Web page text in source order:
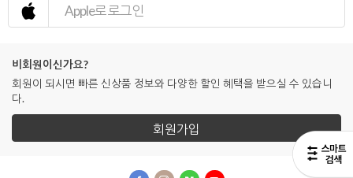
Apple로 로그인
비회원이신가요?
회원이 되시면 빠른 신상품 정보와 다양한 할인 혜택을 받으실 수 있습니
다.
회원가입